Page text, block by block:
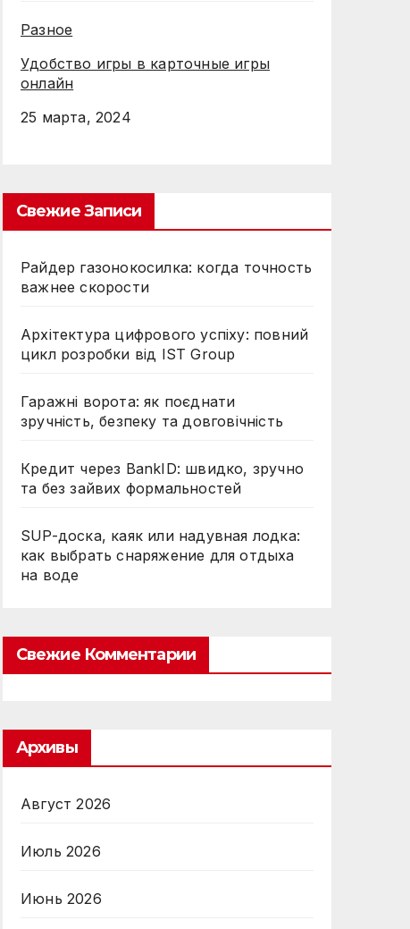
Разное
Удобство игры в карточные игры
онлайн
25 марта, 2024
Свежие Записи
Райдер газонокосилка: когда точность
важнее скорости
Архітектура цифрового успіху: повний
цикл розробки від IST Group
Гаражні ворота: як поєднати
зручність, безпеку та довговічність
Кредит через BankID: швидко, зручно
та без зайвих формальностей
SUP-доска, каяк или надувная лодка:
как выбрать снаряжение для отдыха
на воде
Свежие Комментарии
Архивы
Август 2026
Июль 2026
Июнь 2026